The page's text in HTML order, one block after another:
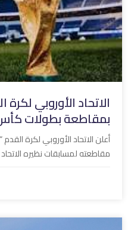
الاتحاد الأوروبي
بمقاطعة بطولات
أعلن الاتحاد الأوروبي لكرة
مقاطعته لمسابقات نظيره